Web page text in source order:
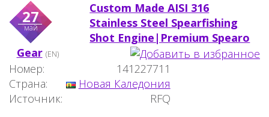
27
май
Custom Made AISI 316
Stainless Steel Spearfishing
Shot Engine|Premium Spearo
Gear (EN)
Номер:
141227711
Страна:
Новая Каледония
Источник:
RFQ